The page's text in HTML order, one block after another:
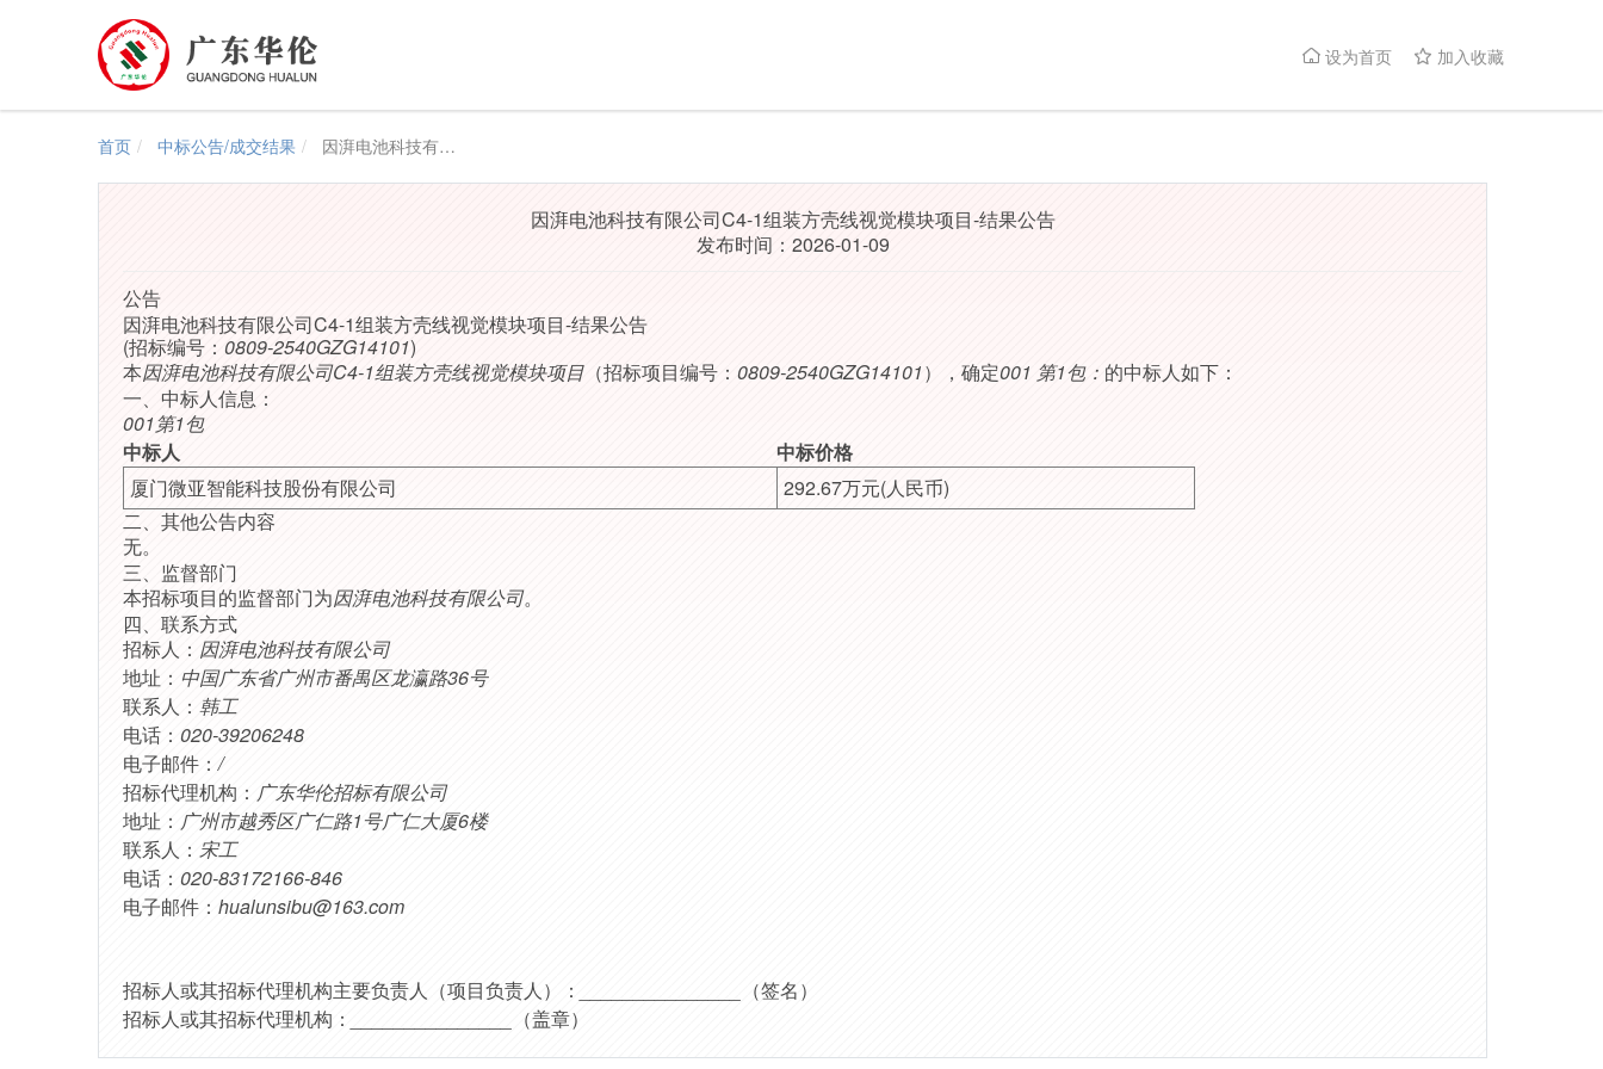
 设为首页  加入收藏
首页 中标公告/成交结果 因湃电池科技有限公司C4-1组装方壳线视觉模块项目-结果公告
因湃电池科技有限公司C4-1组装方壳线视觉模块项目-结果公告
发布时间：2026-01-09
公告
因湃电池科技有限公司C4-1组装方壳线视觉模块项目-结果公告
(招标编号： 0809-2540GZG14101)
本因湃电池科技有限公司C4-1组装方壳线视觉模块项目 （招标项目编号： 0809-2540GZG14101），确定001 第1包： 的中标人如下：
一、中标人信息：
001第1包
中标人
中标价格
厦门微亚智能科技股份有限公司
292.67万元(人民币)
二、其他公告内容
无。
三、监督部门
本招标项目的监督部门为因湃电池科技有限公司。
四、联系方式
招标人： 因湃电池科技有限公司
地址： 中国广东省广州市番禺区龙瀛路36号
联系人： 韩工
电话： 020-39206248
电子邮件：/
招标代理机构： 广东华伦招标有限公司
地址： 广州市越秀区广仁路1号广仁大厦6楼
联系人： 宋工
电话： 020-83172166-846
电子邮件： hualunsibu@163.com
招标人或其招标代理机构主要负责人（项目负责人）：
（签名）
招标人或其招标代理机构：
（盖章）